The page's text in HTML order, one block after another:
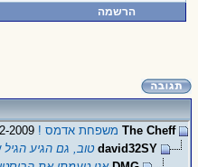
הרשמה
The Cheff משפחת אדמס !
david32SY טוב, גם הגיע הגיל